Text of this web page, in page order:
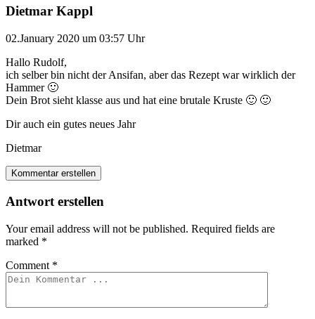
Dietmar Kappl
02.January 2020 um 03:57 Uhr
Hallo Rudolf,
ich selber bin nicht der Ansifan, aber das Rezept war wirklich der
Hammer 🙂
Dein Brot sieht klasse aus und hat eine brutale Kruste 🙂 🙂
Dir auch ein gutes neues Jahr
Dietmar
Kommentar erstellen
Antwort erstellen
Your email address will not be published. Required fields are
marked *
Comment *